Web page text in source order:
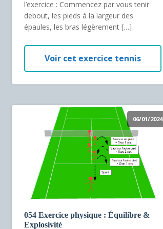
l’exercice : Commencez par vous tenir
debout, les pieds à la largeur des
épaules, les bras légèrement […]
Voir cet exercice tennis
06/01/2024
054 Exercice physique : Équilibre &
Explosivité